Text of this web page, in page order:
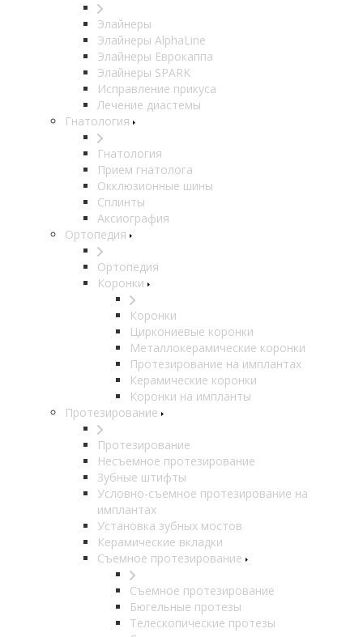
Элайнеры
Элайнеры AlphaLine
Элайнеры Еврокаппа
Элайнеры SPARK
Исправление прикуса
Лечение диастемы
Гнатология
Гнатология
Прием гнатолога
Окклюзионные шины
Сплинты
Аксиография
Ортопедия
Ортопедия
Коронки
Коронки
Циркониевые коронки
Металлокерамические коронки
Протезирование на имплантах
Керамические коронки
Коронки на импланты
Протезирование
Протезирование
Несъемное протезирование
Зубные штифты
Условно-съемное протезирование на
имплантах
Установка зубных мостов
Керамические вкладки
Съемное протезирование
Съемное протезирование
Бюгельные протезы
Телескопические протезы